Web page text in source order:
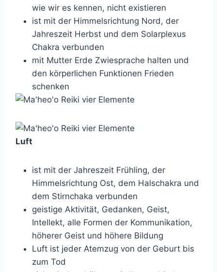
wie wir es kennen, nicht existieren
ist mit der Himmelsrichtung Nord, der
Jahreszeit Herbst und dem Solarplexus
Chakra verbunden
mit Mutter Erde Zwiesprache halten und
den körperlichen Funktionen Frieden
schenken
Luft
ist mit der Jahreszeit Frühling, der
Himmelsrichtung Ost, dem Halschakra und
dem Stirnchaka verbunden
geistige Aktivität, Gedanken, Geist,
Intellekt, alle Formen der Kommunikation,
höherer Geist und höhere Bildung
Luft ist jeder Atemzug von der Geburt bis
zum Tod